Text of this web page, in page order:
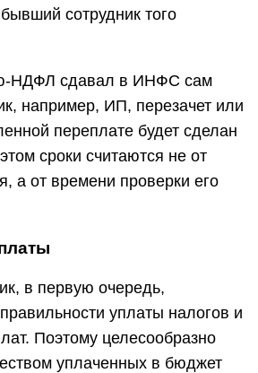
сотрудник того
НДФЛ сдавал в ИНФС сам
например, ИП, перезачет или
переплате будет сделан
сроки считаются не от
а от времени проверки его
в первую очередь,
уплаты налогов и
Поэтому целесообразно
уплаченных в бюджет